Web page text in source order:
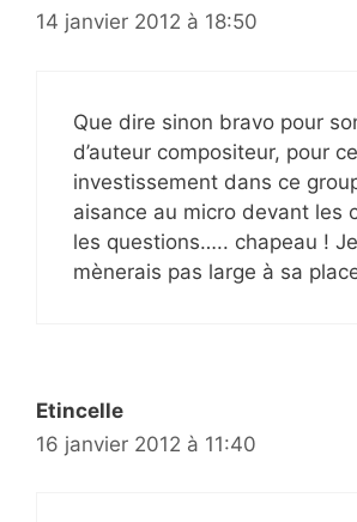
14 janvier 2012 à 18:50
Que dire sinon bravo pour
d’auteur compositeur, pour
investissement dans ce
aisance au micro devant les
les questions….. chapeau ! Je
mènerais pas large à sa
Etincelle
16 janvier 2012 à 11:40